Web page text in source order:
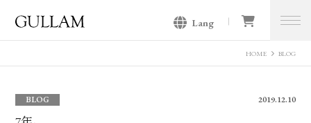
Lang
HOME BLOG
BLOG 2019.12.10